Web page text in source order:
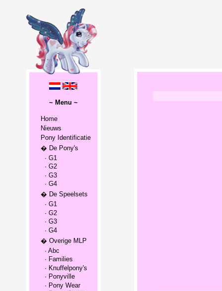
~ Menu ~
Home
Nieuws
Pony Identificatie
� De Pony's
· G1
· G2
· G3
· G4
� De Speelsets
· G1
· G2
· G3
· G4
� Overige MLP
· Abc
· Families
· Knuffelpony's
· Ponyville
· Pony Wear